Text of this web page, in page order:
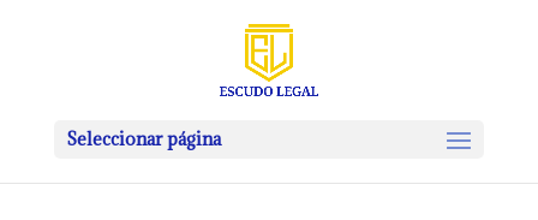
Seleccionar página